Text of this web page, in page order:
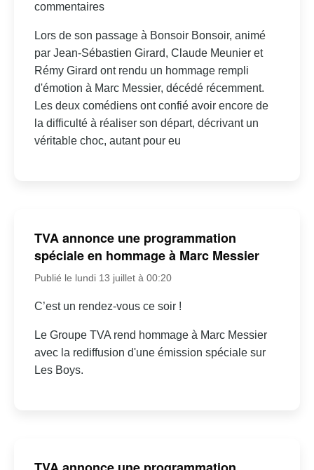
commentaires
Lors de son passage à Bonsoir Bonsoir, animé
par Jean-Sébastien Girard, Claude Meunier et
Rémy Girard ont rendu un hommage rempli
d'émotion à Marc Messier, décédé récemment.
Les deux comédiens ont confié avoir encore de
la difficulté à réaliser son départ, décrivant un
véritable choc, autant pour eu
TVA annonce une programmation
spéciale en hommage à Marc Messier
Publié le lundi 13 juillet à 00:20
C’est un rendez-vous ce soir !
Le Groupe TVA rend hommage à Marc Messier
avec la rediffusion d'une émission spéciale sur
Les Boys.